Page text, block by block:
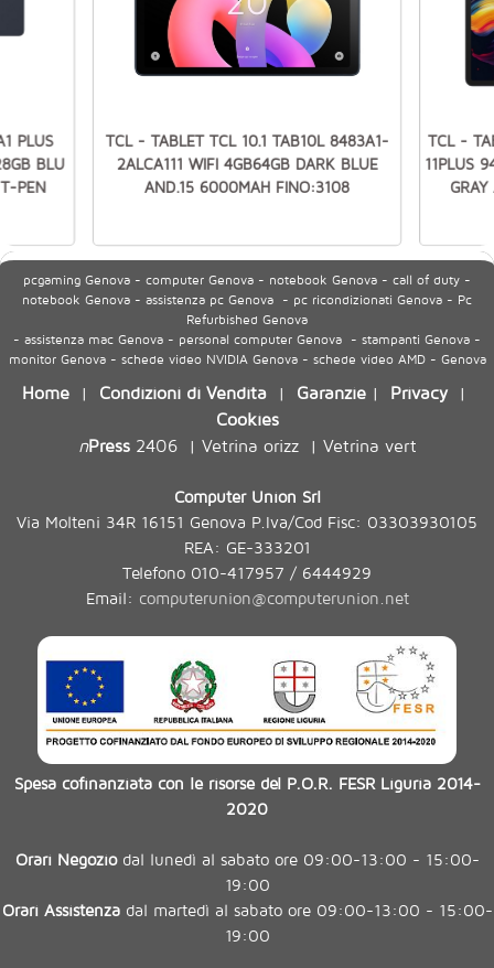
PLUS
BLU
PEN
TCL - TABLET TCL 10.1 TAB10L 8483A1-
2ALCA111 WIFI 4GB64GB DARK BLUE
AND.15 6000MAH FINO:3108
TCL -
11PLUS
pcgaming Genova - computer Genova - notebook Genova - call of duty -
notebook Genova - assistenza pc Genova - pc ricondizionati Genova - Pc
Refurbished Genova
- assistenza mac Genova - personal computer Genova - stampanti Genova -
monitor Genova - schede video NVIDIA Genova - schede video AMD - Genova
Home | Condizioni di Vendita | Garanzie | Privacy|
Cookies
nPress2406| Vetrina orizz| Vetrina vert
Computer Union Srl
Via Molteni 34R 16151 Genova P.Iva/Cod Fisc: 03303930105
REA: GE-333201
Telefono 010-417957 / 6444929
Email: computerunion@computerunion.net
Spesa cofinanziata con le risorse del P.O.R. FESR Liguria 2014-
2020
Orari Negoziodal lunedì al sabato ore 09:00-13:00 - 15:00-
19:00
Orari Assistenzadal martedì al sabato ore 09:00-13:00 - 15:00-
19:00